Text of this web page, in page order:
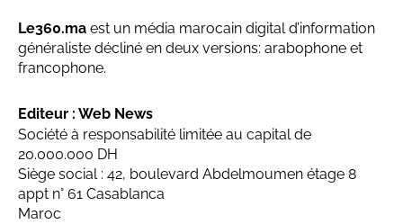
Le360.ma est un média marocain digital d’information
généraliste décliné en deux versions: arabophone et
francophone.
Editeur : Web News
Société à responsabilité limitée au capital de
20.000.000 DH
Siège social : 42, boulevard Abdelmoumen étage 8
appt n° 61 Casablanca
Maroc